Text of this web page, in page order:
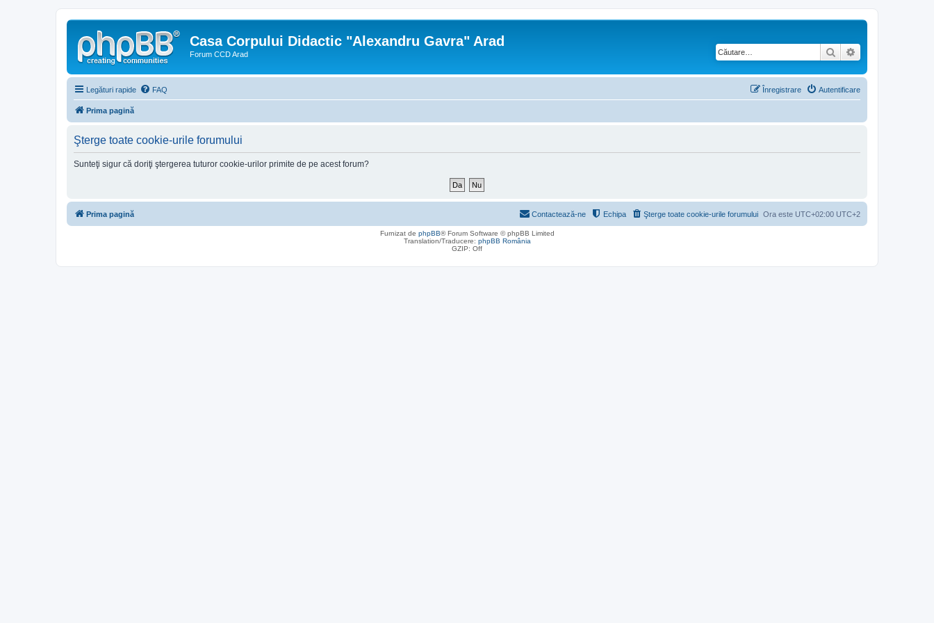
Casa Corpului Didactic "Alexandru Gavra" Arad
Forum CCD Arad Căutare
Legături rapide FAQ Autentificare
Înregistrare
Prima pagină
Şterge toate cookie-urile forumului
Sunteţi sigur că doriţi ştergerea tuturor cookie-urilor primite de pe acest forum?
Prima pagină Ora este UTC+02:00 UTC+2
Şterge toate cookie-urile forumului
Echipa
Contactează-ne
Furnizat de phpBB® Forum Software © phpBB Limited
Translation/Traducere: phpBB România
GZIP: Off